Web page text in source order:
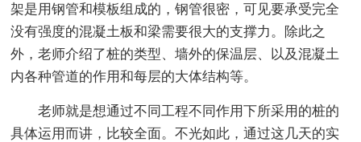
架是用钢管和模板组成的，钢管很密，可见要承受完全
没有强度的混凝土板和梁需要很大的支撑力。除此之
外，老师介绍了桩的类型、墙外的保温层、以及混凝土
内各种管道的作用和每层的大体结构等。
老师就是想通过不同工程不同作用下所采用的桩的
具体运用而讲，比较全面。不光如此，通过这几天的实